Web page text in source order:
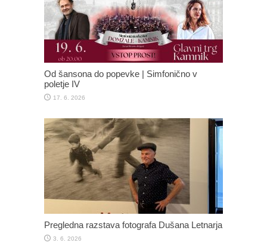
Od šansona do popevke | Simfonično v
poletje IV
17. 6. 2026
Pregledna razstava fotografa Dušana Letnarja
3. 6. 2026